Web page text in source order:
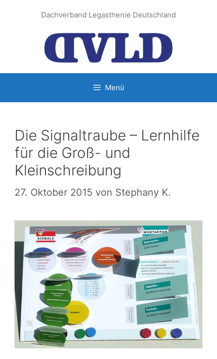
Dachverband Legasthenie Deutschland
Menü
Die Signaltraube – Lernhilfe
für die Groß- und
Kleinschreibung
27. Oktober 2015 von Stephany K.